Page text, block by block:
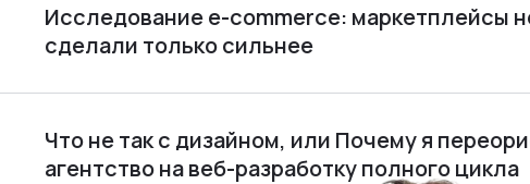
Исследование e-commerce: маркетплейсы
сделали только сильнее
Что не так с дизайном, или Почему я
агентство на веб-разработку полного цикла